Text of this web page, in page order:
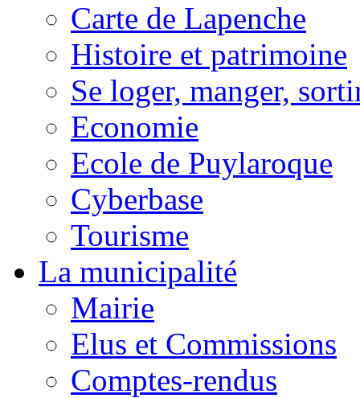
Carte de Lapenche
Histoire et patrimoine
Se loger, manger,
Economie
Ecole de Puylaroque
Cyberbase
Tourisme
La municipalité
Mairie
Elus et Commissions
Comptes-rendus